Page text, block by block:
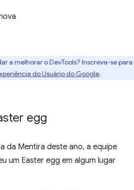
a melhorar o DevTools? Inscreva-se para
do Usuário do Google.
egg
da Mentira deste ano, a equipe
um Easter egg em algum lugar